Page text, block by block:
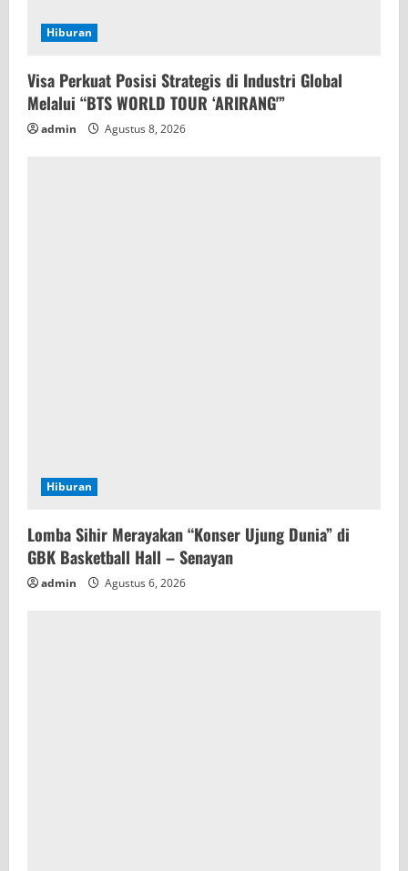
Hiburan
Visa Perkuat Posisi Strategis di Industri Global
Melalui “BTS WORLD TOUR ‘ARIRANG'”
admin Agustus 8, 2026
Hiburan
Lomba Sihir Merayakan “Konser Ujung Dunia” di
GBK Basketball Hall – Senayan
admin Agustus 6, 2026